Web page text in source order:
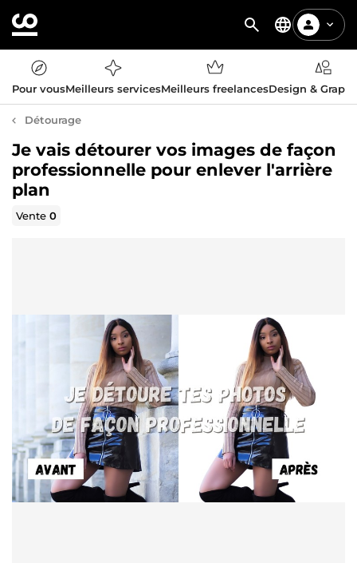
Pour vousMeilleurs servicesMeilleurs freelancesDesign &
Détourage
Je vais détourer vos images de façon
professionnelle pour enlever l'arrière
plan
Vente0